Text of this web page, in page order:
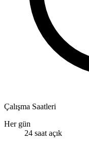
Çalışma Saatleri
Her gün
24 saat açık